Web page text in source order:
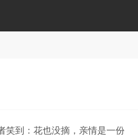
笑到：花也没摘，亲情是一份